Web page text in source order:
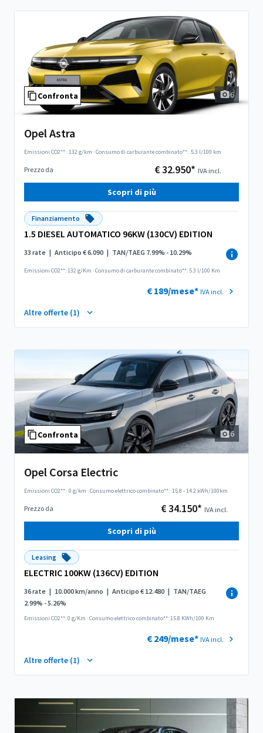
Confronta 6
Opel Astra
Emissioni CO2**: 132 g/km ·Consumo di carburante combinato**: 5.3 l/100 km
Prezzo da € 32.950* IVA incl.
Scopri di più
Finanziamento
1.5 DIESEL AUTOMATICO 96KW (130CV) EDITION
33 rate | Anticipo € 6.090 | TAN/TAEG 7.99% - 10.29%
Emissioni CO2**: 132 g/Km ·Consumo di carburante combinato**: 5.3 l/100 Km
€ 189/mese* IVA incl.
Altre offerte (1)
Confronta 6
Opel Corsa Electric
Emissioni CO2**: 0 g/km ·Consumo elettrico combinato**: 15.8 - 14.2 kWh/100km
Prezzo da € 34.150* IVA incl.
Scopri di più
Leasing
ELECTRIC 100KW (136CV) EDITION
36 rate | 10.000 km/anno | Anticipo € 12.480 | TAN/TAEG
2.99% - 5.26%
Emissioni CO2**: 0 g/Km ·Consumo elettrico combinato**: 15.8 KWh/100 Km
€ 249/mese* IVA incl.
Altre offerte (1)